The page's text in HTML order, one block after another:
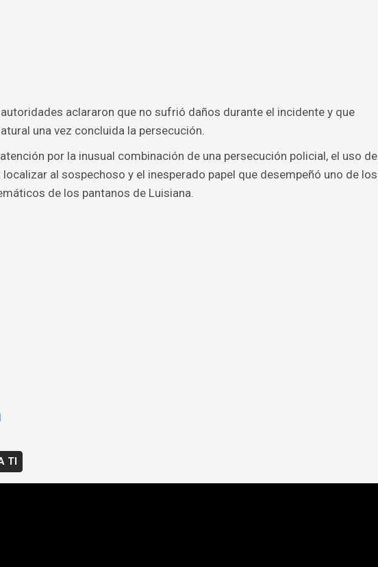
aclararon que no sufrió daños durante el incidente y que
una vez concluida la persecución.
por la inusual combinación de una persecución policial, el uso de
al sospechoso y el inesperado papel que desempeñó uno de los
de los pantanos de Luisiana.
TI